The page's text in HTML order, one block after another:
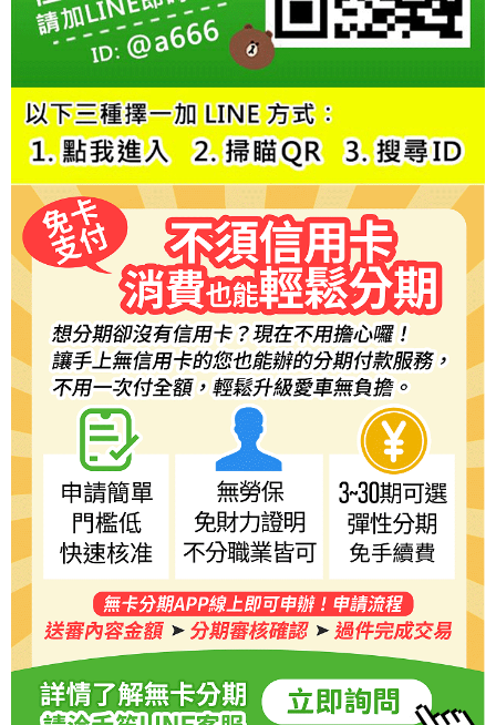
https://aftee.tw/terms/#terms3
３．未成年的使用者請事先徵得法定代理人或監護人之同意方可使用
「AFTEE先享後付」，若未經同意申辦者引起之損失，本公司不負相關責
４．使用「AFTEE先享後付」時，將依據個別帳號之用戶狀況，依本公司即
時審查核予不同之上限額度；若仍有額度不足之情形，本公司將視審查結果
請求用戶進行身份認證。
５．嚴禁一人註冊多個帳號或使用他人資訊註冊。若發現惡意使用之情形，
恩沛科技股份有限公司將有權停止該用戶之使用額度並採取法律行動。